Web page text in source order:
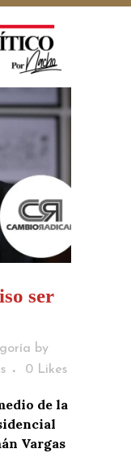
ser
by
0 Likes
de la
Vargas